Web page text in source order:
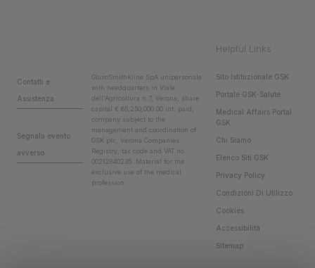
Helpful Links
Contatti e
Assistenza
Segnala evento
avverso
GlaxoSmithKline SpA unipersonale
with headquarters in Viale
dell'Agricoltura n.7, Verona, share
capital € 65,250,000.00 int. paid,
company subject to the
management and coordination of
GSK plc, Verona Companies
Registry, tax code and VAT no.
00212840235. Material for the
exclusive use of the medical
profession.
Sito Istituzionale GSK
Portale GSK-Salute
Medical Affairs Portal
GSK
Chi Siamo
Elenco Siti GSK
Privacy Policy
Condizioni Di Utilizzo
Cookies
Accessibilità
Sitemap